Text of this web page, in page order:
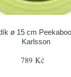
ø 15 cm
Karlsson
789 Kč